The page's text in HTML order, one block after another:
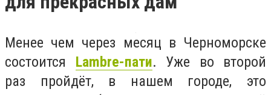
Менее чем через месяц в Черноморске
состоится Lambre-пати. Уже во второй
раз пройдёт, в нашем городе, это